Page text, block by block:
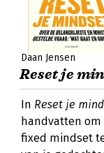
Daan Jensen
Reset je
In Reset je
handvatten om
fixed mindset